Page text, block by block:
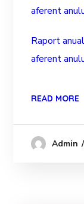
aferent
Raport
aferent
READ MORE
Admin